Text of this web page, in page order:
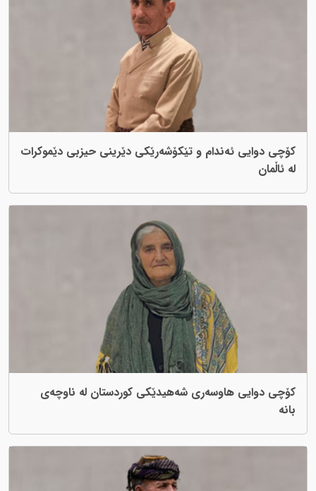
کۆچی دوایی ئەندام و تێکۆشەرێکی دێرینی حیزبی دێموکرات
لە ئاڵمان
کۆچی دوایی هاوسەری شەهیدێکی کوردستان لە ناوچەی
بانە